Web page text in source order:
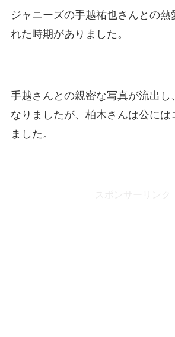
ジャニーズの手越祐也さんとの熱
れた時期がありました。
手越さんとの親密な写真が流出し
なりましたが、柏木さんは公には
ました。